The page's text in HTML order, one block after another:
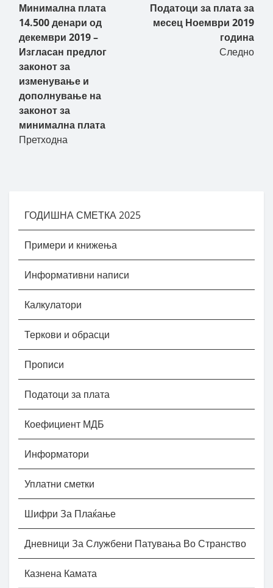
Минимална плата
14.500 денари од
декември 2019 –
Изгласан предлог
законот за
изменување и
дополнување на
законот за
минимална плата
Претходна
Податоци за плата за
месец Ноември 2019
година
Следно
ГОДИШНА СМЕТКА 2025
Примери и книжења
Информативни написи
Калкулатори
Теркови и обрасци
Прописи
Податоци за плата
Коефициент МДБ
Информатори
Уплатни сметки
Шифри За Плаќање
Дневници За Службени Патувања Во Странство
Казнена Камата